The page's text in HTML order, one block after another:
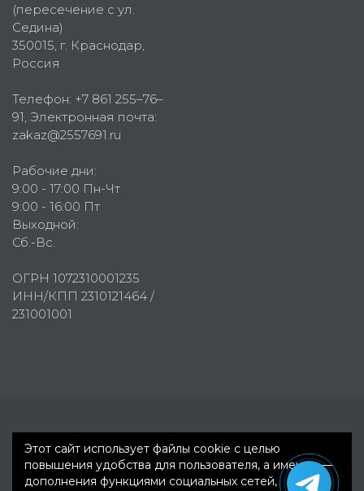
(пересечение с ул.
Седина)
350015 , г. Краснодар,
Россия
Телефон: +7 861 255–76–
91 , Электронная почта:
zakaz@2557691.ru
Рабочие дни:
9:00 - 17:00 Пн-Чт
9:00 - 16:00 Пт
Выходной:
Сб.-Вс.
ОГРН 1072310001235
ИНН/КПП 2310121464 /
231001001
Этот сайт использует файлы cookie с целью
повышения удобства для пользователя, а именно —
дополнения функциями социальных сетей,